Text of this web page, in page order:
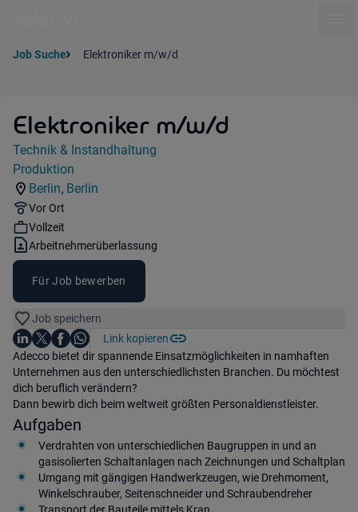
Job Suche Elektroniker m/w/d
Elektroniker m/w/d
Jobdetails
Kategorie:
Technik & Instandhaltung
Industry:
Produktion
Standorte:
Berlin,
Region:
Berlin
Remote Option:
Vor Ort
Workhours:
Vollzeit
Vertragsart:
Arbeitnehmerüberlassung
Für Job bewerben
Job speichern
Teile diesen Job
Auf LinkedIn teilen
Auf X teilen
Auf Facebook teilen
Auf WhatsApp teilen
Link kopieren
Einleitung
Adecco bietet dir spannende Einsatzmöglichkeiten in namhaften
Unternehmen aus den unterschiedlichsten Branchen. Du möchtest
dich beruflich verändern?
Dann bewirb dich beim weltweit größten Personaldienstleister.
Aufgaben
Verdrahten von unterschiedlichen Baugruppen in und an
gasisolierten Schaltanlagen nach Zeichnungen und Schaltplan
Umgang mit gängigen Handwerkzeugen, wie Drehmoment,
Winkelschrauber, Seitenschneider und Schraubendreher